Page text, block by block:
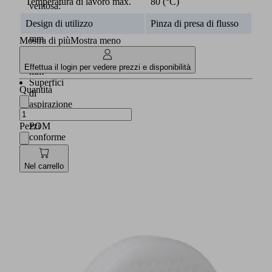
ventosa:
20
mm
a
mm
Superfici
di
aspirazione
POM
conforme
alla
FDA
Ventose
Design di utilizzo
Pinza di presa di flusso
Mostra di piùMostra meno
Effettua il login per vedere prezzi e disponibilità
Quantità
Pezzi
Nel carrello